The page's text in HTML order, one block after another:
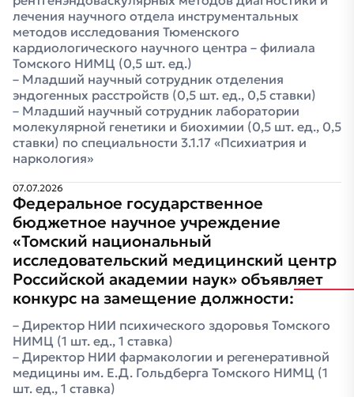
лечения научного отдела инструментальных
методов исследования Тюменского
кардиологического научного центра – филиала
Томского НИМЦ (0,5 шт. ед.)
Младший научный сотрудник отделения
эндогенных расстройств (0,5 шт. ед., 0,5 ставки)
Младший научный сотрудник лаборатории
молекулярной генетики и биохимии (0,5 шт. ед., 0,5
ставки) по специальности 3.1.17 «Психиатрия и
наркология»
07.07.2026
Федеральное государственное
бюджетное научное учреждение
«Томский национальный
исследовательский медицинский центр
Российской академии наук» объявляет
конкурс на замещение должности:
Директор НИИ психического здоровья Томского
НИМЦ (1 шт. ед., 1 ставка)
Директор НИИ фармакологии и регенеративной
медицины им. Е.Д. Гольдберга Томского НИМЦ (1
шт. ед., 1 ставка)